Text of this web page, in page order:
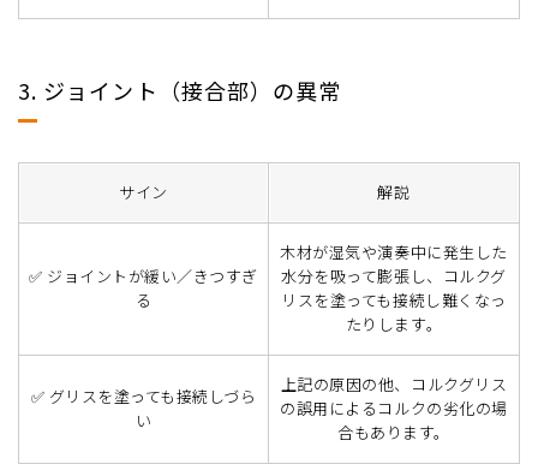
3. ジョイント（接合部）の異常
サイン 解説
✅ ジョイントが緩い／きつすぎ
る
木材が湿気や演奏中に発生した
水分を吸って膨張し、コルクグ
リスを塗っても接続し難くなっ
たりします。
✅ グリスを塗っても接続しづら
い
上記の原因の他、コルクグリス
の誤用によるコルクの劣化の場
合もあります。